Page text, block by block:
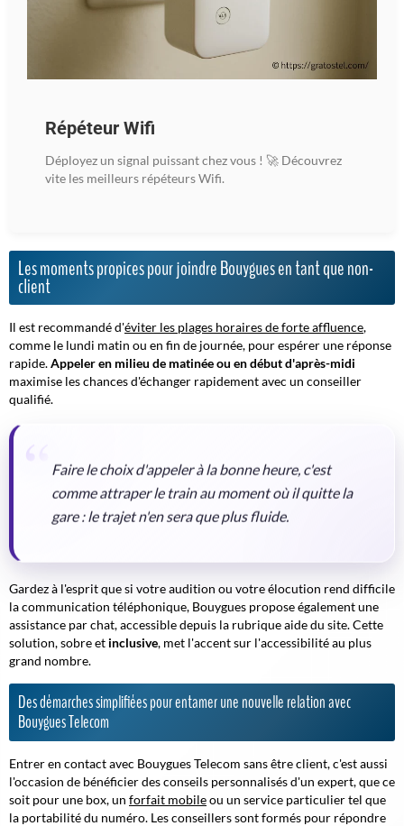
Répéteur Wifi
Déployez un signal puissant chez vous ! 🚀 Découvrez
vite les meilleurs répéteurs Wifi.
Les moments propices pour joindre Bouygues en tant que non-
client
Il est recommandé d'éviter les plages horaires de forte affluence,
comme le lundi matin ou en fin de journée, pour espérer une réponse
rapide.Appeler en milieu de matinée ou en début d'après-midi
maximise les chances d'échanger rapidement avec un conseiller
qualifié.
Faire le choix d'appeler à la bonne heure, c'est
comme attraper le train au moment où il quitte la
gare : le trajet n'en sera que plus fluide.
Gardez à l'esprit que si votre audition ou votre élocution rend difficile
la communication téléphonique, Bouygues propose également une
assistance par chat, accessible depuis la rubrique aide du site. Cette
solution, sobre et inclusive, met l'accent sur l'accessibilité au plus
grand nombre.
Des démarches simplifiées pour entamer une nouvelle relation avec
Bouygues Telecom
Entrer en contact avec Bouygues Telecom sans être client, c'est aussi
l'occasion de bénéficier des conseils personnalisés d'un expert, que ce
soit pour une box, un forfait mobileou un service particulier tel que
la portabilité du numéro. Les conseillers sont formés pour répondre